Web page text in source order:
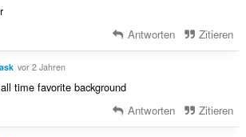
Antworten Zitieren
vor 2 Jahren
time favorite background
Antworten Zitieren